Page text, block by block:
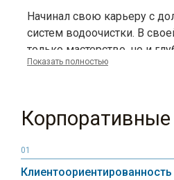
Начинал свою карьеру с
систем водоочистки. В
только мастерство, но и
технических нюансов. Его
промышленного инженера.
отвечать за качественную
и вносить свой вклад в
более эффективных и
Показать полностью
Корпоративные
01
Клиентоориентированность